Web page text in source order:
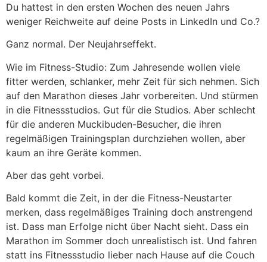
Du hattest in den ersten Wochen des neuen Jahrs
weniger Reichweite auf deine Posts in LinkedIn und Co.?
Ganz normal. Der Neujahrseffekt.
Wie im Fitness-Studio: Zum Jahresende wollen viele
fitter werden, schlanker, mehr Zeit für sich nehmen. Sich
auf den Marathon dieses Jahr vorbereiten. Und stürmen
in die Fitnessstudios. Gut für die Studios. Aber schlecht
für die anderen Muckibuden-Besucher, die ihren
regelmäßigen Trainingsplan durchziehen wollen, aber
kaum an ihre Geräte kommen.
Aber das geht vorbei.
Bald kommt die Zeit, in der die Fitness-Neustarter
merken, dass regelmäßiges Training doch anstrengend
ist. Dass man Erfolge nicht über Nacht sieht. Dass ein
Marathon im Sommer doch unrealistisch ist. Und fahren
statt ins Fitnessstudio lieber nach Hause auf die Couch